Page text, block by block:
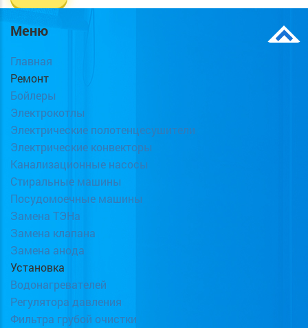
Меню
Главная
Ремонт
Бойлеры
Электрокотлы
Электрические полотенцесушители
Электрические конвекторы
Канализационные насосы
Стиральные машины
Посудомоечные машины
Замена ТЭНа
Замена клапана
Замена анода
Установка
Водонагревателей
Регулятора давления
Фильтра грубой очистки